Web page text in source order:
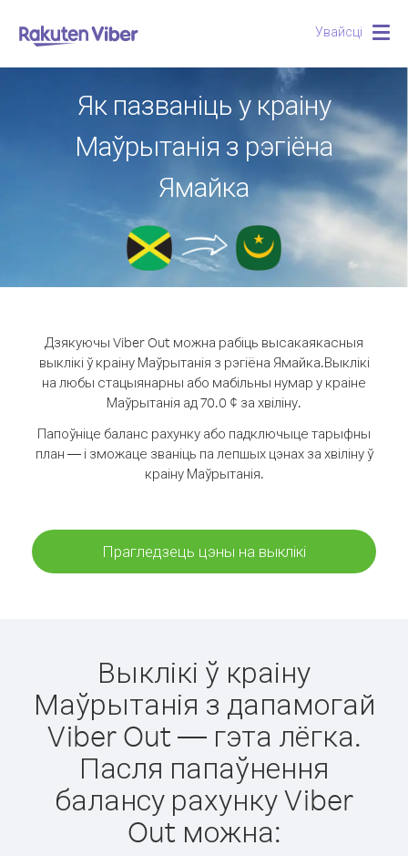
Увайсці
Як пазваніць у краіну
Маўрытанія з рэгіёна
Ямайка
Дзякуючы Viber Out можна рабіць высакаякасныя
выклікі ў краіну Маўрытанія з рэгіёна Ямайка.Выклікі
на любы стацыянарны або мабільны нумар у краіне
Маўрытанія ад 70.0 ¢ за хвіліну.
Папоўніце баланс рахунку або падключыце тарыфны
план — і зможаце званіць па лепшых цэнах за хвіліну ў
краіну Маўрытанія.
Прагледзець цэны на выклікі
Выклікі ў краіну
Маўрытанія з дапамогай
Viber Out — гэта лёгка.
Пасля папаўнення
балансу рахунку Viber
Out можна: